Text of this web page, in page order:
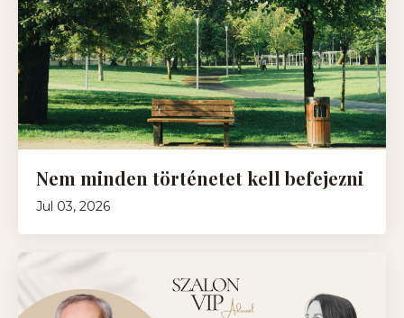
Nem minden történetet kell befejezni
Jul 03, 2026